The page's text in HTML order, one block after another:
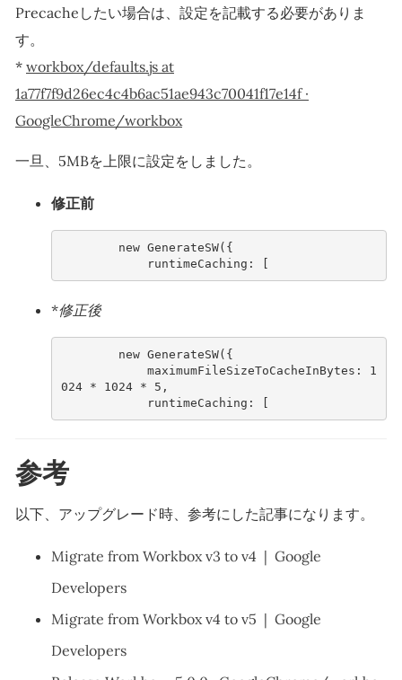
Precacheしたい場合は、設定を記載する必要がありま
す。
* workbox/defaults.js at
1a77f7f9d26ec4c4b6ac51ae943c70041f17e14f ·
GoogleChrome/workbox
一旦、5MBを上限に設定をしました。
修正前
new GenerateSW( {
runtimeCachi ng : [
*修正後
new GenerateSW( {
maximumFileSizeToCacheInBytes :
1
024
* 1024 * 5 ,
runtimeCachi ng : [
参考
以下、アップグレード時、参考にした記事になります。
Migrate from Workbox v3 to v4 | Google
Developers
Migrate from Workbox v4 to v5 | Google
Developers